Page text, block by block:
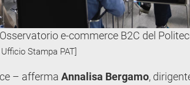
e-commerce B2C del
Stampa PAT]
– afferma Annalisa Bergamo,